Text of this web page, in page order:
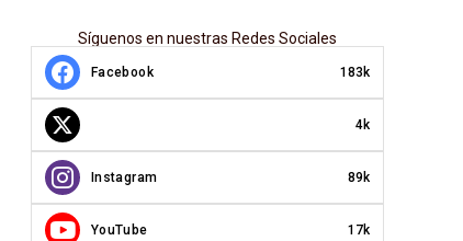
Síguenos en nuestras Redes Sociales
Facebook 183k
4k
Instagram 89k
YouTube 17k